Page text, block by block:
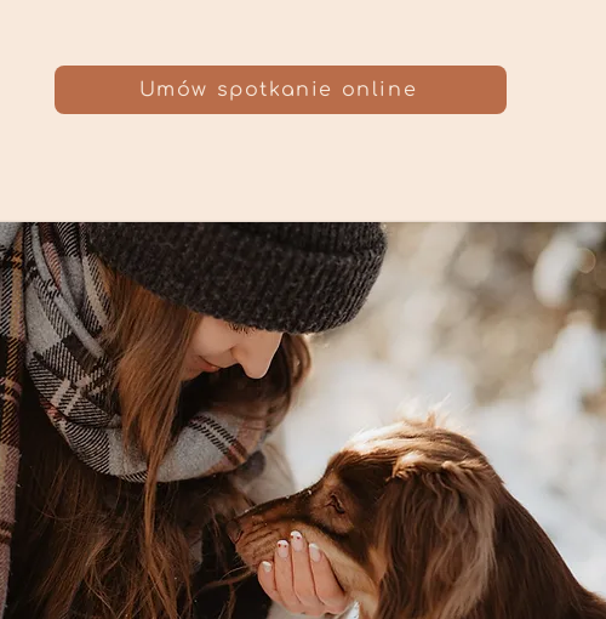
Umów spotkanie online